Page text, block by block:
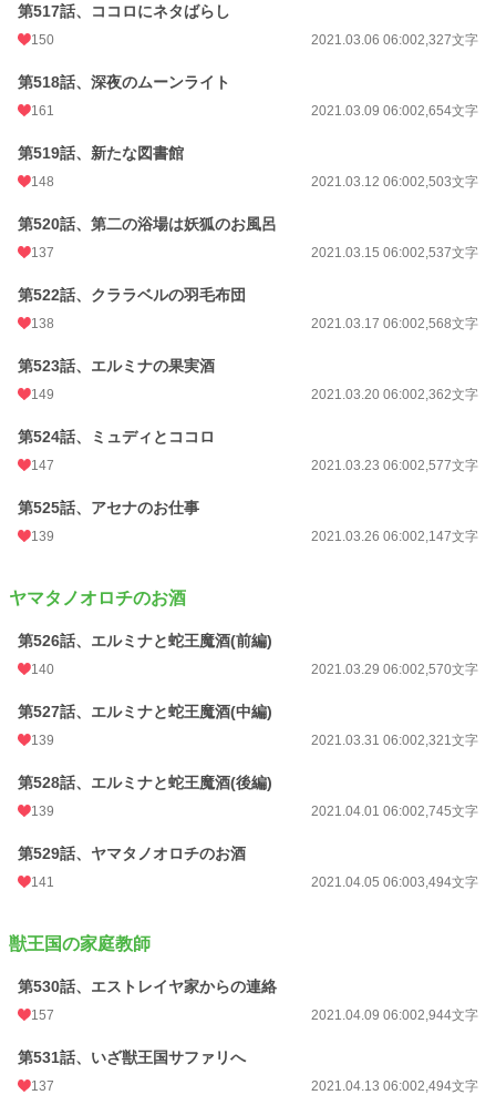
第517話、ココロにネタばらし
150 2021.03.06 06:002,327文字
第518話、深夜のムーンライト
161 2021.03.09 06:002,654文字
第519話、新たな図書館
148 2021.03.12 06:002,503文字
第520話、第二の浴場は妖狐のお風呂
137 2021.03.15 06:002,537文字
第522話、クララベルの羽毛布団
138 2021.03.17 06:002,568文字
第523話、エルミナの果実酒
149 2021.03.20 06:002,362文字
第524話、ミュディとココロ
147 2021.03.23 06:002,577文字
第525話、アセナのお仕事
139 2021.03.26 06:002,147文字
ヤマタノオロチのお酒
第526話、エルミナと蛇王魔酒(前編)
140 2021.03.29 06:002,570文字
第527話、エルミナと蛇王魔酒(中編)
139 2021.03.31 06:002,321文字
第528話、エルミナと蛇王魔酒(後編)
139 2021.04.01 06:002,745文字
第529話、ヤマタノオロチのお酒
141 2021.04.05 06:003,494文字
獣王国の家庭教師
第530話、エストレイヤ家からの連絡
157 2021.04.09 06:002,944文字
第531話、いざ獣王国サファリへ
137 2021.04.13 06:002,494文字